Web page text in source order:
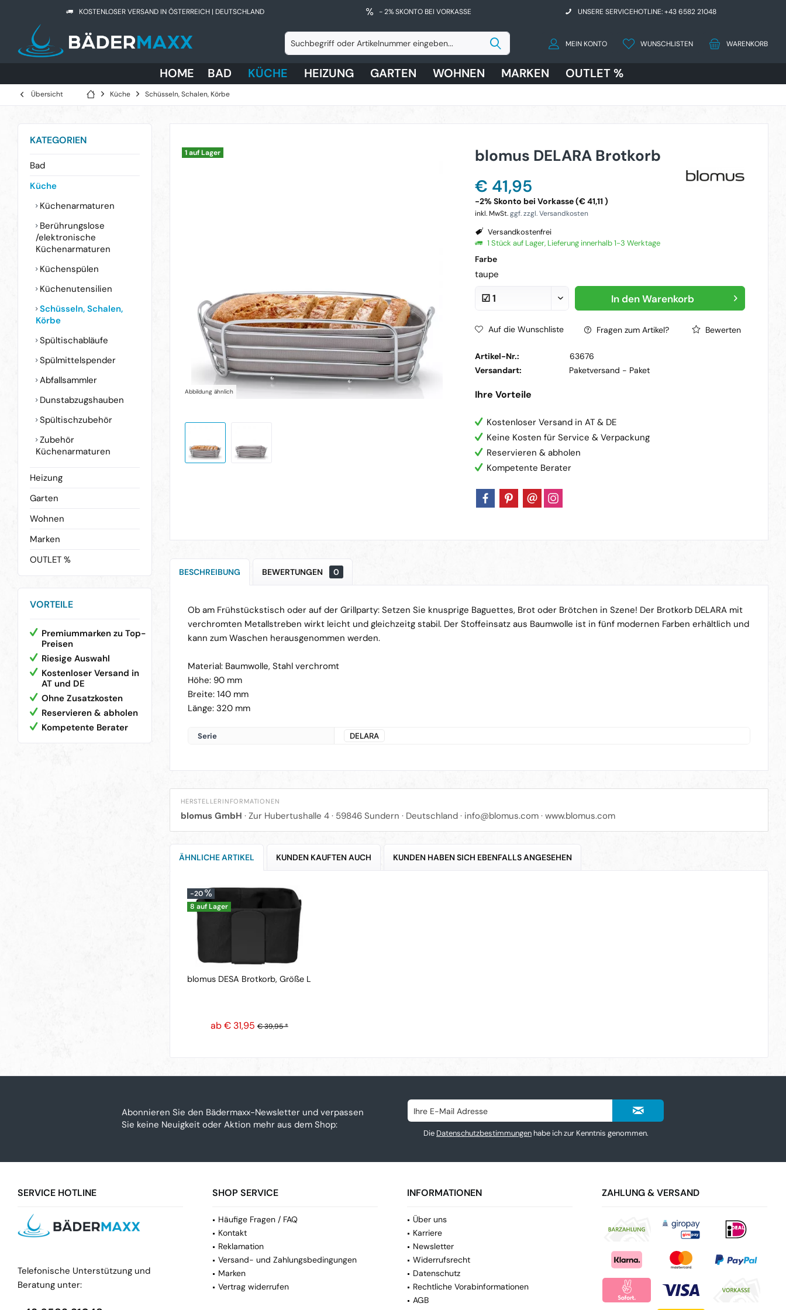
KOSTENLOSER VERSAND IN ÖSTERREICH | DEUTSCHLAND - 2% SKONTO BEI VORKASSE UNSERE SERVICEHOTLINE: +43 6582 21048
WARENKORB
WUNSCHLISTEN
MEIN KONTO
HOME BAD KÜCHE HEIZUNG GARTEN WOHNEN MARKEN OUTLET %
Übersicht Küche Schüsseln, Schalen, Körbe
KATEGORIEN
Bad
Küche
Küchenarmaturen
Berührungslose
/elektronische
Küchenarmaturen
Küchenspülen
Küchenutensilien
Schüsseln, Schalen,
Körbe
Spültischabläufe
Spülmittelspender
Abfallsammler
Dunstabzugshauben
Spültischzubehör
Zubehör
Küchenarmaturen
Heizung
Garten
Wohnen
Marken
OUTLET %
VORTEILE
Premiummarken zu Top-
Preisen
Riesige Auswahl
Kostenloser Versand in
AT und DE
Ohne Zusatzkosten
Reservieren & abholen
Kompetente Berater
1 auf Lager
Abbildung ähnlich
blomus DELARA Brotkorb
€ 41,95
-2% Skonto bei Vorkasse (€ 41,11 )
inkl. MwSt.ggf. zzgl. Versandkosten
Versandkostenfrei
1 Stück auf Lager, Lieferung innerhalb 1-3 Werktage
Farbe
taupe
In denWarenkorb
Auf die Wunschliste Fragen zum Artikel? Bewerten
Artikel-Nr.:
63676
Versandart:
Paketversand - Paket
Ihre Vorteile
Kostenloser Versand in AT & DE
Keine Kosten für Service & Verpackung
Reservieren & abholen
Kompetente Berater
BESCHREIBUNG BEWERTUNGEN 0
Ob am Frühstückstisch oder auf der Grillparty: Setzen Sie knusprige Baguettes, Brot oder Brötchen in Szene! Der Brotkorb DELARA mit
verchromten Metallstreben wirkt leicht und gleichzeitg stabil. Der Stoffeinsatz aus Baumwolle ist in fünf modernen Farben erhältlich und
kann zum Waschen herausgenommen werden.
Material: Baumwolle, Stahl verchromt
Höhe: 90 mm
Breite: 140 mm
Länge: 320 mm
Serie DELARA
HERSTELLERINFORMATIONEN
blomus GmbH · Zur Hubertushalle 4 · 59846 Sundern · Deutschland · info@blomus.com · www.blomus.com
ÄHNLICHE ARTIKEL KUNDEN KAUFTEN AUCH KUNDEN HABEN SICH EBENFALLS ANGESEHEN
-20
8 auf Lager
blomus DESA Brotkorb, Größe L
ab € 31,95 € 39,95 *
Abonnieren Sie den Bädermaxx-Newsletter und verpassen
Sie keine Neuigkeit oder Aktion mehr aus dem Shop:
Die Datenschutzbestimmungenhabe ich zur Kenntnis genommen.
SERVICE HOTLINE
Telefonische Unterstützung und
Beratung unter:
SHOP SERVICE
Häufige Fragen / FAQ
Kontakt
Reklamation
Versand- und Zahlungsbedingungen
Marken
Vertrag widerrufen
INFORMATIONEN
Über uns
Karriere
Newsletter
Widerrufsrecht
Datenschutz
Rechtliche Vorabinformationen
AGB
ZAHLUNG & VERSAND